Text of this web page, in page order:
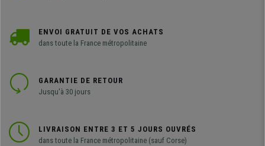
ENVOI GRATUIT DE VOS ACHATS
dans toute la France métropolitaine
GARANTIE DE RETOUR
Jusqu'à 30 jours
LIVRAISON ENTRE 3 ET 5 JOURS OUVRÉS
dans toute la France métropolitaine (sauf Corse)